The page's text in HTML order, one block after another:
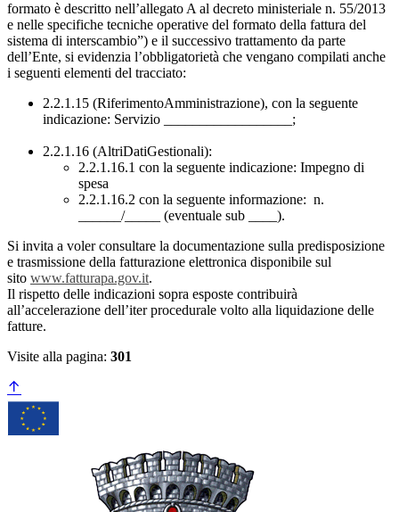
formato è descritto nell’allegato A al decreto ministeriale n. 55/2013
e nelle specifiche tecniche operative del formato della fattura del
sistema di interscambio”) e il successivo trattamento da parte
dell’Ente, si evidenzia l’obbligatorietà che vengano compilati anche
i seguenti elementi del tracciato:
2.2.1.15 (RiferimentoAmministrazione), con la seguente
indicazione: Servizio __________________;
2.2.1.16 (AltriDatiGestionali):
2.2.1.16.1 con la seguente indicazione: Impegno di
spesa
2.2.1.16.2 con la seguente informazione: n.
______/_____ (eventuale sub ____).
Si invita a voler consultare la documentazione sulla predisposizione
e trasmissione della fatturazione elettronica disponibile sul
sito www.fatturapa.gov.it.
Il rispetto delle indicazioni sopra esposte contribuirà
all’accelerazione dell’iter procedurale volto alla liquidazione delle
fatture.
Visite alla pagina: 301